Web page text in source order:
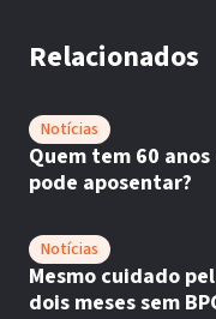
Relacionados
Notícias
Quem tem 60
pode aposentar?
Notícias
Mesmo cuidado
dois meses sem